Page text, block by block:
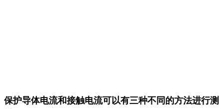
保护导体电流和接触电流可以有三种不同的方法进行测